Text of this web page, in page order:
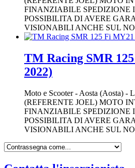
FINANZIABILE SPEDIZIONE
POSSIBILITA DI AVERE
VISIONABILI ANCHE SUL
TM Racing SMR
2022)
Moto e Scooter- Aosta (Aosta) -
(REFERENTE JOEL) MOTO
FINANZIABILE SPEDIZIONE
POSSIBILITA DI AVERE
VISIONABILI ANCHE SUL